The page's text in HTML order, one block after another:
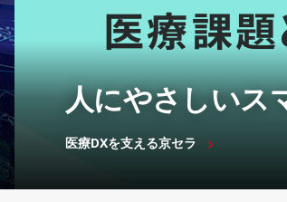
人にやさしいス
医療DXを支える京セラ